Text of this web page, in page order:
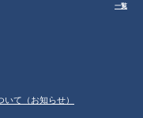
一覧
て（お知らせ）